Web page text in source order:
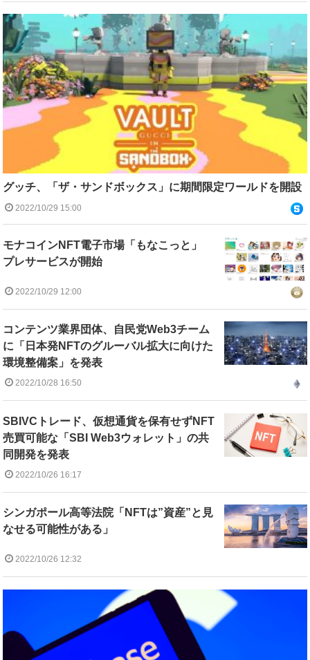
グッチ、「ザ・サンドボックス」に期間限定ワールドを開設
2022/10/29 15:00
モナコインNFT電子市場「もなこっと」
プレサービスが開始
2022/10/29 12:00
​コンテンツ業界団体、自民党Web3チーム
に「日本発NFTのグルーバル拡大に向けた
環境整備案」を発表
2022/10/28 16:50
SBIVCトレード、仮想通貨を保有せずNFT
売買可能な「SBI Web3ウォレット」の共
同開発を発表
2022/10/26 16:17
シンガポール高等法院「NFTは”資産”と見
なせる可能性がある」
2022/10/26 12:32